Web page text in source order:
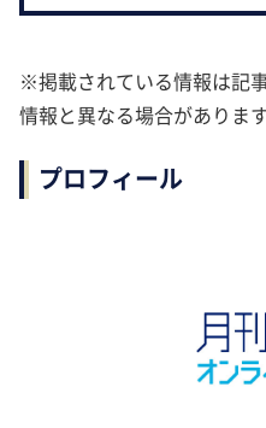
※掲載されている情報は記
情報と異なる場合があります
プロフィール